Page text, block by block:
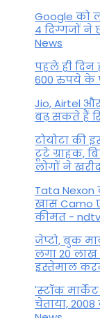
Budh
मिथुन
प्रवेश, इन
चमकेगी
Google को
4 दिग्गजों ने
News
पहले ही दिन
600 रुपये के
Jio, Airtel
बढ़ सकते हैं
टोयोटा की
टूटे ग्राहक,
लोगों ने
Tata
खास Camo
कीमत -
जेप्टो, बुक
लगा 20 लाख
इस्तेमाल
'स्‍टॉक
चेताया,